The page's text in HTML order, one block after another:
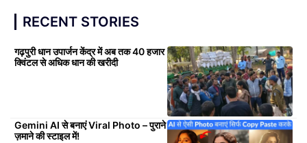
RECENT STORIES
गढ़पुरी धान उपार्जन केंद्र में अब तक 40 हजार
क्विंटल से अधिक धान की खरीदी
Gemini AI से बनाएं Viral Photo – पुराने
ज़माने की स्टाइल में!